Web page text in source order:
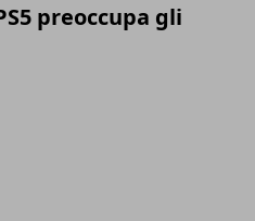
preoccupa gli